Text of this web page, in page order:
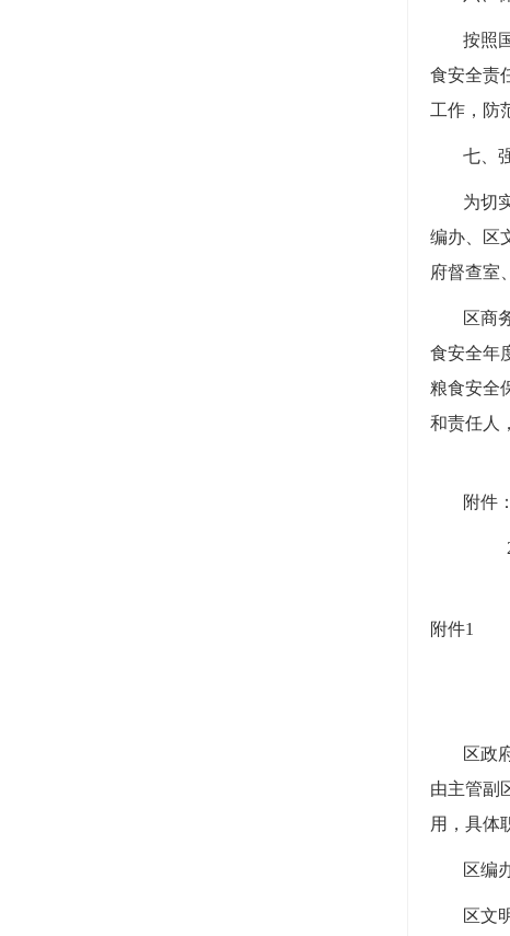
按照
食安全责
工作，防
七、
为切
编办、区
府督查室
区商
食安全年
粮食安全
和责任人
附件
2.
附件1
区政
由主管副
用，具体
区编
区文